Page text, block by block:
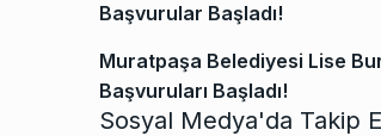
Başvurular Başladı!
Muratpaşa Belediyesi Lise
Başvuruları Başladı!
Sosyal Medya'da Takip